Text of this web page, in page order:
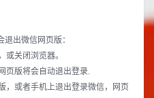
出微信网页版：
或关闭浏览器。
页版将会自动退出登录.
，或者手机上退出登录微信，网页